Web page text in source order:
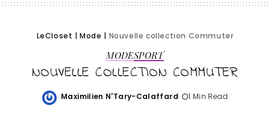
LeCloset |Mode | Nouvelle collection Commuter
MODESPORT
NOUVELLE COLLECTION COMMUTER
Posted
Maximilien N'Tary-Calaffard 1 Min Read